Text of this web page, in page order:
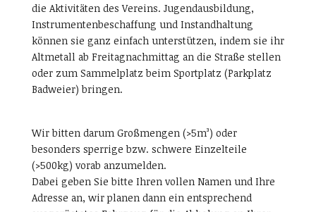
die Aktivitäten des Vereins. Jugendausbildung,
Instrumentenbeschaffung und Instandhaltung
können sie ganz einfach unterstützen, indem sie ihr
Altmetall ab Freitagnachmittag an die Straße stellen
oder zum Sammelplatz beim Sportplatz (Parkplatz
Badweier) bringen.
Wir bitten darum Großmengen (>5m³) oder
besonders sperrige bzw. schwere Einzelteile
(>500kg) vorab anzumelden.
Dabei geben Sie bitte Ihren vollen Namen und Ihre
Adresse an, wir planen dann ein entsprechend